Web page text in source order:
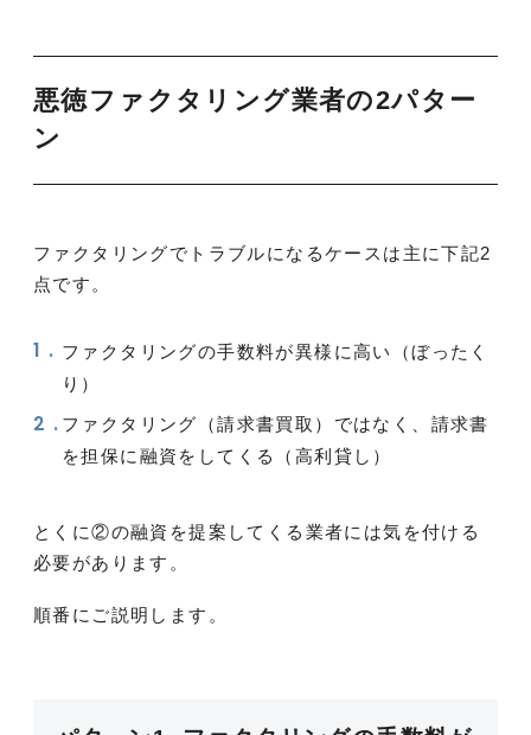
悪徳ファクタリング業者の2パター
ン
ファクタリングでトラブルになるケースは主に下記2
点です。
ファクタリングの手数料が異様に高い（ぼったく
り）
ファクタリング（請求書買取）ではなく、請求書
を担保に融資をしてくる（高利貸し）
とくに②の融資を提案してくる業者には気を付ける
必要があります。
順番にご説明します。